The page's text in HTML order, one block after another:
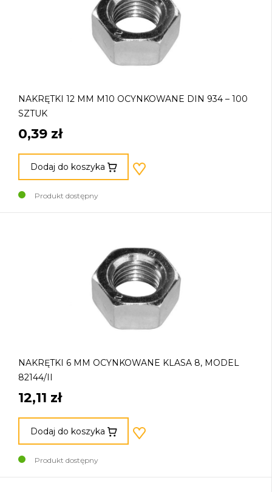
NAKRĘTKI 12 MM M10 OCYNKOWANE DIN 934 – 100
SZTUK
0,39 zł
Dodaj do koszyka
Produkt dostępny
NAKRĘTKI 6 MM OCYNKOWANE KLASA 8, MODEL
82144/II
12,11 zł
Dodaj do koszyka
Produkt dostępny